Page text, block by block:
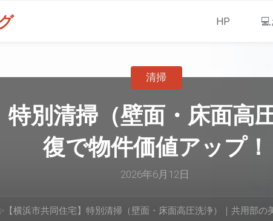
HP
別清掃（壁面・床面高
復で物件価値アップ！
2026年6月12日
清掃
【横浜市共同住宅】特別清掃（壁面・床面高圧洗浄）｜共用部の